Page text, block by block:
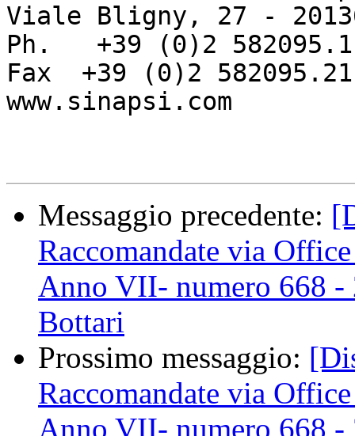
Viale Bligny, 27 -
Ph.   +39 (0)2 582095.1
Fax  +39 (0)2 582095.21
www.sinapsi.com
Messaggio precedente:
Raccomandate via
Anno VII- numero 668
Bottari
Prossimo messaggio:
Raccomandate via
Anno VII- numero 668